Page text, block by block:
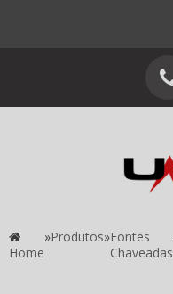
Home
»Produtos»Fontes
Chaveadas